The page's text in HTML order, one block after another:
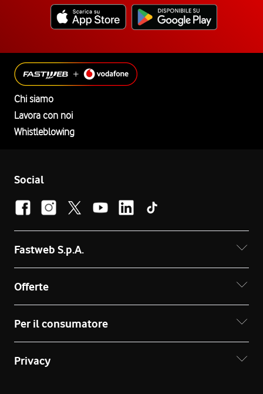
Chi siamo
Lavora con noi
Whistleblowing
Social
Fastweb S.p.A.
Offerte
Per il consumatore
Privacy